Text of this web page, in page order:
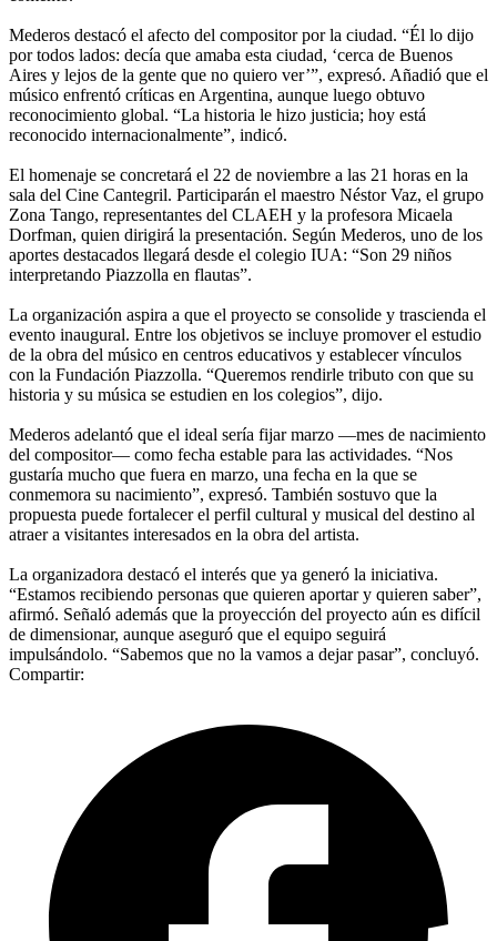
Mederos destacó el afecto del compositor por la ciudad. “Él lo dijo
por todos lados: decía que amaba esta ciudad, ‘cerca de Buenos
Aires y lejos de la gente que no quiero ver’”, expresó. Añadió que el
músico enfrentó críticas en Argentina, aunque luego obtuvo
reconocimiento global. “La historia le hizo justicia; hoy está
reconocido internacionalmente”, indicó.
El homenaje se concretará el 22 de noviembre a las 21 horas en la
sala del Cine Cantegril. Participarán el maestro Néstor Vaz, el grupo
Zona Tango, representantes del CLAEH y la profesora Micaela
Dorfman, quien dirigirá la presentación. Según Mederos, uno de los
aportes destacados llegará desde el colegio IUA: “Son 29 niños
interpretando Piazzolla en flautas”.
La organización aspira a que el proyecto se consolide y trascienda el
evento inaugural. Entre los objetivos se incluye promover el estudio
de la obra del músico en centros educativos y establecer vínculos
con la Fundación Piazzolla. “Queremos rendirle tributo con que su
historia y su música se estudien en los colegios”, dijo.
Mederos adelantó que el ideal sería fijar marzo —mes de nacimiento
del compositor— como fecha estable para las actividades. “Nos
gustaría mucho que fuera en marzo, una fecha en la que se
conmemora su nacimiento”, expresó. También sostuvo que la
propuesta puede fortalecer el perfil cultural y musical del destino al
atraer a visitantes interesados en la obra del artista.
La organizadora destacó el interés que ya generó la iniciativa.
“Estamos recibiendo personas que quieren aportar y quieren saber”,
afirmó. Señaló además que la proyección del proyecto aún es difícil
de dimensionar, aunque aseguró que el equipo seguirá
impulsándolo. “Sabemos que no la vamos a dejar pasar”, concluyó.
Compartir: